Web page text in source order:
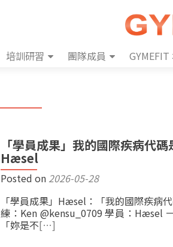
培訓研習 團隊成員
「學員成果」我的國際疾病代
Hæsel
Posted on 2026-05-28
「學員成果」Hæsel：「我的國際疾病
練：Ken @kensu_0709 學員：Hæsel
「妳是不[…]